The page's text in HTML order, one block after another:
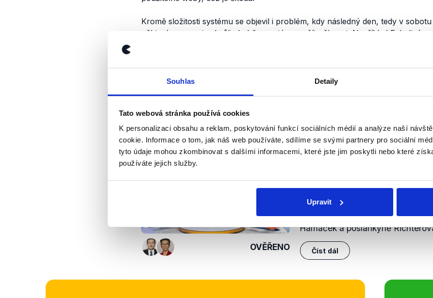
Souhlas Detaily
Tato webová stránka používá cookies
K personalizaci obsahu a reklam, poskytování funkcí sociálních médií a analýze naší
cookie. Informace o tom, jak náš web používáte, sdílíme se svými partnery pro sociální
tyto údaje mohou zkombinovat s dalšími informacemi, které jste jim poskytli nebo které
používáte jejich služby.
Upravit
Kromě složitosti systému se objevil i problém, kdy následný den, tedy v
některé nemocnice kvůli
chybě v systému začít očkovat. Například Fakultní
neměla k dispozici seznam registrovaných lidí, podobné problémy měli i
Programátorovi Filipu Šedivému se podařilo najít v rezervačním systému
opravená.
Výrok jsme zmínili
OVĚŘENO
5. února 2021
Hlavním tématem Partie byl
covidu-19. Kromě problémů
rezervačního systému očkování
Hamáček a poslankyně
Číst dál